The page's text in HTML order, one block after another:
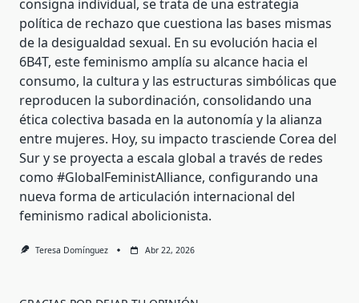
consigna individual, se trata de una estrategia
política de rechazo que cuestiona las bases mismas
de la desigualdad sexual. En su evolución hacia el
6B4T, este feminismo amplía su alcance hacia el
consumo, la cultura y las estructuras simbólicas que
reproducen la subordinación, consolidando una
ética colectiva basada en la autonomía y la alianza
entre mujeres. Hoy, su impacto trasciende Corea del
Sur y se proyecta a escala global a través de redes
como #GlobalFeministAlliance, configurando una
nueva forma de articulación internacional del
feminismo radical abolicionista.
Teresa Domínguez Abr 22, 2026